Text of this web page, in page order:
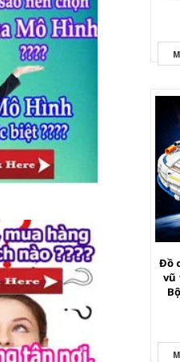
Đồ
vũ